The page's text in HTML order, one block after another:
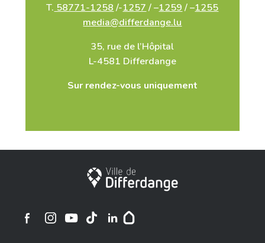
T. 58771-1258 /-1257 / –1259 / –1255
media@differdange.lu
35, rue de l’Hôpital
L-4581 Differdange
Sur rendez-vous uniquement
Ville de Differdange
Ville de Differdange sur Instagram